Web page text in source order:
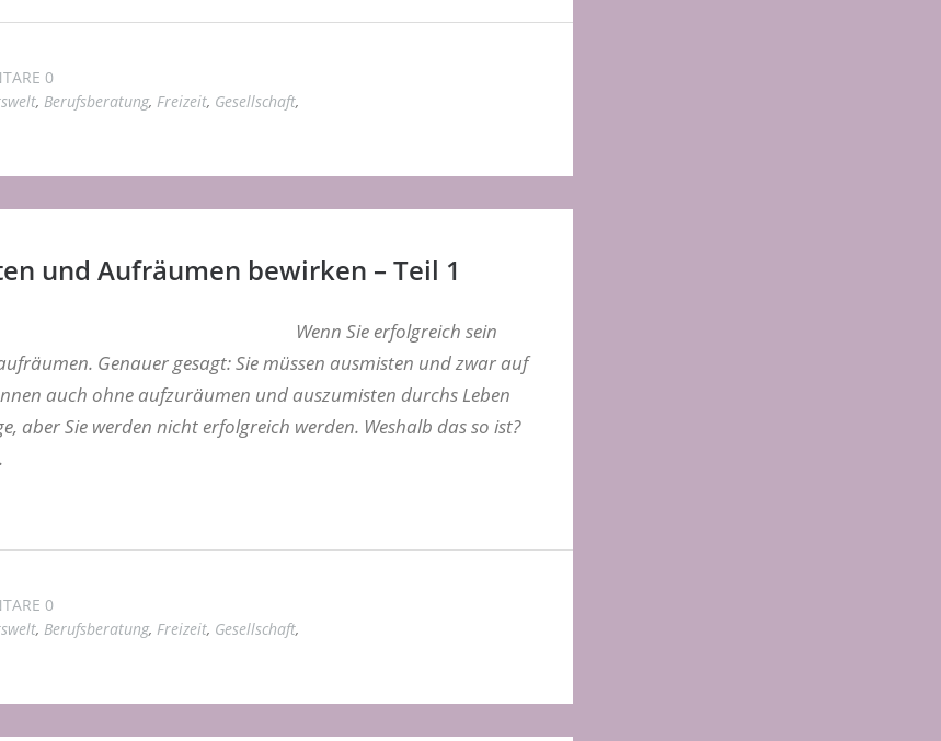
0
, Berufsberatung, Freizeit, Gesellschaft,
und Aufräumen bewirken – Teil 1
Wenn Sie erfolgreich sein
Genauer gesagt: Sie müssen ausmisten und zwar auf
auch ohne aufzuräumen und auszumisten durchs Leben
aber Sie werden nicht erfolgreich werden. Weshalb das so ist?
0
, Berufsberatung, Freizeit, Gesellschaft,